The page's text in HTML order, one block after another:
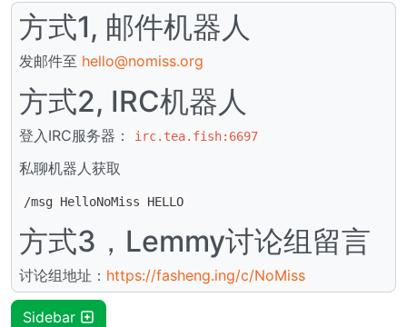
方式1, 邮件机器人
发邮件至 hello@nomiss.org
方式2, IRC机器人
登入IRC服务器： irc.tea.fish:6697
私聊机器人获取
/msg HelloNoMiss HELLO
方式3，Lemmy讨论组留言
讨论组地址： https://fasheng.ing/c/NoMiss
Sidebar